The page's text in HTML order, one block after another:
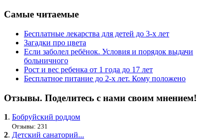
Самые читаемые
Бесплатные лекарства для детей до 3-х лет
Загадки про цвета
Если заболел ребёнок. Условия и порядок выдачи
больничного
Рост и вес ребенка от 1 года до 17 лет
Бесплатное питание до 2-х лет. Кому положено
Отзывы. Поделитесь с нами своим мнением!
1. Бобруйский роддом
Отзывы: 231
2. Детский санаторий...